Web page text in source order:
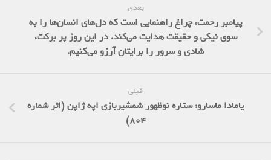
بعدی
پیامبر رحمت، چراغ راهنمایی است که دل‌های انسان‌ها را به
سوی نیکی و حقیقت هدایت می‌کند. در این روز پر برکت،
شادی و سرور را برایتان آرزو می‌کنیم.
قبلی
یامادا ماسارو: ستاره نوظهور شمشیربازی اپه ژاپن (اثر شماره
804)